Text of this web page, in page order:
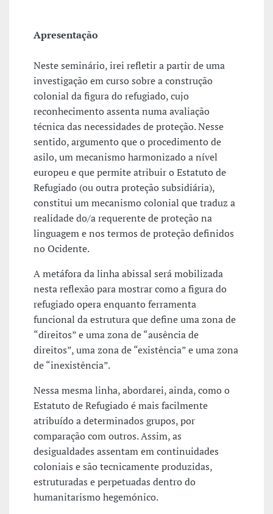
Apresentação
Neste seminário, irei refletir a partir de uma
investigação em curso sobre a construção
colonial da figura do refugiado, cujo
reconhecimento assenta numa avaliação
técnica das necessidades de proteção. Nesse
sentido, argumento que o procedimento de
asilo, um mecanismo harmonizado a nível
europeu e que permite atribuir o Estatuto de
Refugiado (ou outra proteção subsidiária),
constitui um mecanismo colonial que traduz a
realidade do/a requerente de proteção na
linguagem e nos termos de proteção definidos
no Ocidente.
A metáfora da linha abissal será mobilizada
nesta reflexão para mostrar como a figura do
refugiado opera enquanto ferramenta
funcional da estrutura que define uma zona de
“direitos” e uma zona de “ausência de
direitos”, uma zona de “existência” e uma zona
de “inexistência”.
Nessa mesma linha, abordarei, ainda, como o
Estatuto de Refugiado é mais facilmente
atribuído a determinados grupos, por
comparação com outros. Assim, as
desigualdades assentam em continuidades
coloniais e são tecnicamente produzidas,
estruturadas e perpetuadas dentro do
humanitarismo hegemónico.